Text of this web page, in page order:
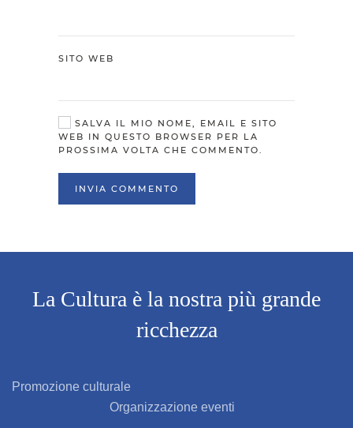
SITO WEB
SALVA IL MIO NOME, EMAIL E SITO
WEB IN QUESTO BROWSER PER LA
PROSSIMA VOLTA CHE COMMENTO.
INVIA COMMENTO
La Cultura è la nostra più grande
ricchezza
Promozione culturale
Organizzazione eventi